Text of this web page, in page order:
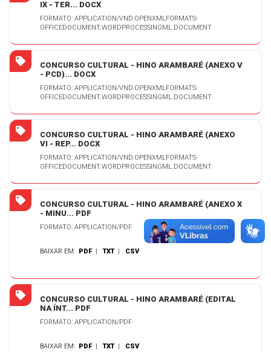
IX - TER... DOCX
FORMATO: APPLICATION/VND.OPENXMLFORMATS-
OFFICEDOCUMENT.WORDPROCESSINGML.DOCUMENT
CONCURSO CULTURAL - HINO ARAMBARÉ (ANEXO V
- PCD)... DOCX
FORMATO: APPLICATION/VND.OPENXMLFORMATS-
OFFICEDOCUMENT.WORDPROCESSINGML.DOCUMENT
CONCURSO CULTURAL - HINO ARAMBARÉ (ANEXO
VI - REP... DOCX
FORMATO: APPLICATION/VND.OPENXMLFORMATS-
OFFICEDOCUMENT.WORDPROCESSINGML.DOCUMENT
CONCURSO CULTURAL - HINO ARAMBARÉ (ANEXO X
- MINU... PDF
FORMATO: APPLICATION/PDF
BAIXAR EM: PDF |TXT | CSV
CONCURSO CULTURAL - HINO ARAMBARÉ (EDITAL
NA ÍNT... PDF
FORMATO: APPLICATION/PDF
BAIXAR EM: PDF |TXT | CSV